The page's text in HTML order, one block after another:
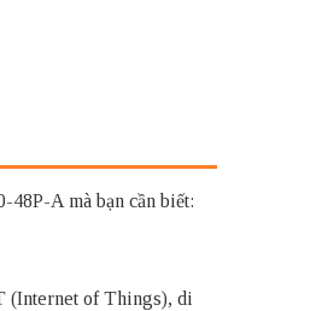
48P-A mà bạn cần biết:
(Internet of Things), di